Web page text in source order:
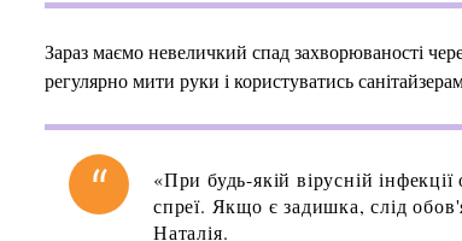
Зараз маємо невеличкий спад захворюваності
регулярно мити руки і користуватись
«При будь-якій вірусній
спреї. Якщо є задишка, слід
Наталія.